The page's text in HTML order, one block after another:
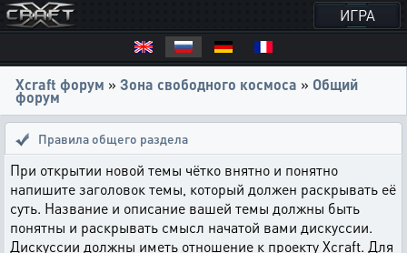
ИГРА
Xcraft форум » Зона свободного космоса » Общий
форум
Правила общего раздела
При открытии новой темы чётко внятно и понятно
напишите заголовок темы, который должен раскрывать её
суть. Название и описание вашей темы должны быть
понятны и раскрывать смысл начатой вами дискуссии.
Дискуссии должны иметь отношение к проекту Xcraft. Для